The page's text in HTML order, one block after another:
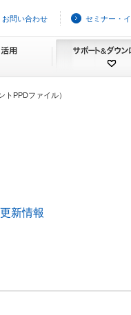
お問い合わせ セミナー・
トPPDファイル）
新情報